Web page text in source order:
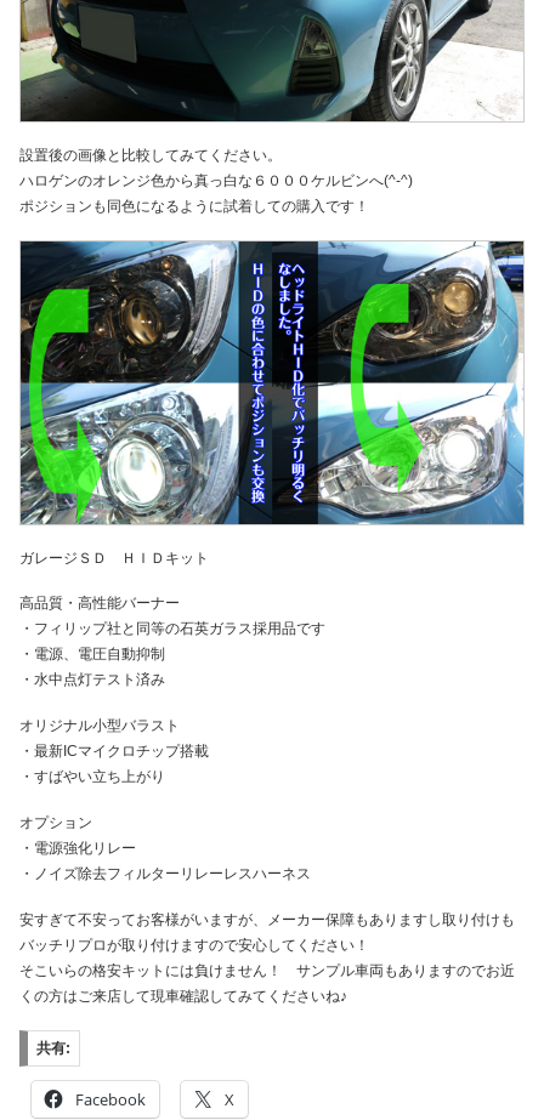
設置後の画像と比較してみてください。
ハロゲンのオレンジ色から真っ白な６０００ケルビンへ(^-^)
ポジションも同色になるように試着しての購入です！
ガレージＳＤ ＨＩＤキット
高品質・高性能バーナー
・フィリップ社と同等の石英ガラス採用品です
・電源、電圧自動抑制
・水中点灯テスト済み
オリジナル小型バラスト
・最新ICマイクロチップ搭載
・すばやい立ち上がり
オプション
・電源強化リレー
・ノイズ除去フィルターリレーレスハーネス
安すぎて不安ってお客様がいますが、メーカー保障もありますし取り付けも
バッチリプロが取り付けますので安心してください！
そこいらの格安キットには負けません！ サンプル車両もありますのでお近
くの方はご来店して現車確認してみてくださいね♪
共有:
Facebook X